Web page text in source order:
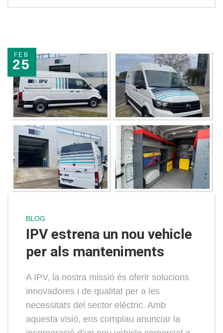
FEB
25
BLOG
IPV estrena un nou vehicle
per als manteniments
A IPV, la nostra missió és oferir solucions
innovadores i de qualitat per a les
necessitats del sector elèctric. Amb
aquesta visió, ens complau anunciar la